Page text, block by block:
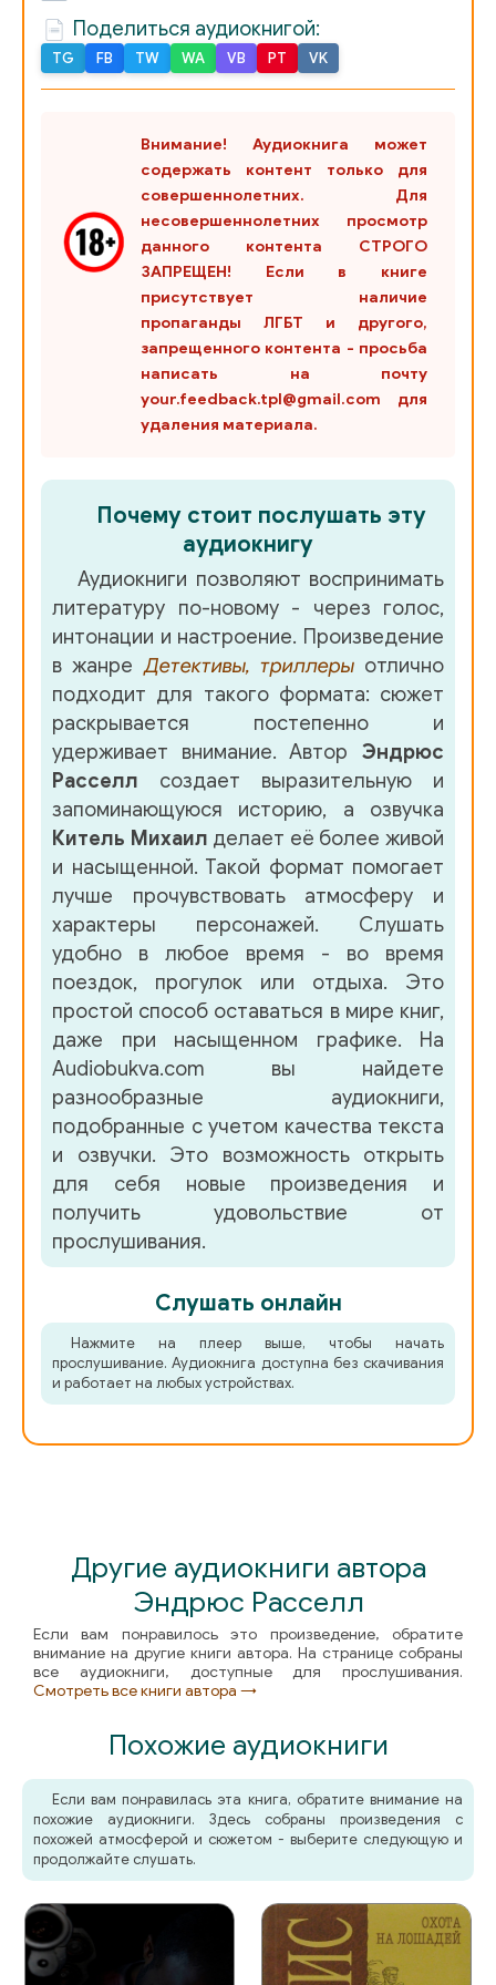
01_07_02_18_iyunya-9 iyulya
01_08_18_iyunya-9 iyulya
01_09_01_18_iyunya-9 iyulya
01_09_02_18_iyunya-9 iyulya
01_09_03_18_iyunya-9 iyulya
01_09_05_18_iyunya-9 iyulya
01_09_06_18_iyunya-9 iyulya
01_09_08_18_iyunya-9 iyulya
02_10_10 iyulya-13 iyulya
02_11_01_11 iyulya-13 iyulya
02_11_02_12 iyulya-13 iyulya
02_11_03_13 iyulya-13 iyulya
02_11_04_14 iyulya-13 iyulya
02_11_05_15 iyulya-13 iyulya
02_11_06_16 iyulya-13 iyulya
02_12_01_17 iyulya-13 iyulya
02_12_02_18 iyulya-13 iyulya
02_13_01_19 iyulya-13 iyulya
02_13_02_20 iyulya-13 iyulya
02_14_01_21 iyulya-13 iyulya
02_14_02_22 iyulya-13 iyulya
02_15_01_23 iyulya-13 iyulya
02_15_02_24 iyulya-13 iyulya
02_15_03_25 iyulya-13 iyulya
02_15_04_26 iyulya-13 iyulya
02_16_02_28 iyulya-13 iyulya
02_17_01_29 iyulya-13 iyulya
02_17_02_30 iyulya-13 iyulya
02_18_04_34 iyulya-13 iyulya
02_19_01_35 iyulya-13 iyulya
02_19_02_36 iyulya-13 iyulya
02_20_01_37 iyulya-13 iyulya
02_20_02_38 iyulya-13 iyulya
02_20_03_39 iyulya-13 iyulya
02_20_04_40 iyulya-13 iyulya
02_20_05_41 iyulya-13 iyulya
02_20_06_42 iyulya-13 iyulya
02_20_07_43 iyulya-13 iyulya
Поделиться аудиокнигой:
TG FB TW WA VB PT VK
Внимание! Аудиокнига может
содержать контент только для
совершеннолетних. Для
несовершеннолетних просмотр
данного контента СТРОГО
ЗАПРЕЩЕН! Если в книге
присутствует наличие
пропаганды ЛГБТ и другого,
запрещенного контента - просьба
написать на почту
your.feedback.tpl@gmail.com для
удаления материала.
Почему стоит послушать эту
аудиокнигу
Аудиокниги позволяют воспринимать
литературу по-новому - через голос,
интонации и настроение. Произведение
в жанреДетективы, триллерыотлично
подходит для такого формата: сюжет
раскрывается постепенно и
удерживает внимание. Автор Эндрюс
Расселл создает выразительную и
запоминающуюся историю, а озвучка
Китель Михаил делает её более живой
и насыщенной. Такой формат помогает
лучше прочувствовать атмосферу и
характеры персонажей. Слушать
удобно в любое время - во время
поездок, прогулок или отдыха. Это
простой способ оставаться в мире книг,
даже при насыщенном графике. На
Audiobukva.com вы найдете
разнообразные аудиокниги,
подобранные с учетом качества текста
и озвучки. Это возможность открыть
для себя новые произведения и
получить удовольствие от
прослушивания.
Слушать онлайн
Нажмите на плеер выше, чтобы начать
прослушивание. Аудиокнига доступна без скачивания
и работает на любых устройствах.
Другие аудиокниги автора
Эндрюс Расселл
Если вам понравилось это произведение, обратите
внимание на другие книги автора. На странице собраны
все аудиокниги, доступные для прослушивания.
Смотреть все книги автора →
Похожие аудиокниги
Если вам понравилась эта книга, обратите внимание на
похожие аудиокниги. Здесь собраны произведения с
похожей атмосферой и сюжетом - выберите следующую и
продолжайте слушать.